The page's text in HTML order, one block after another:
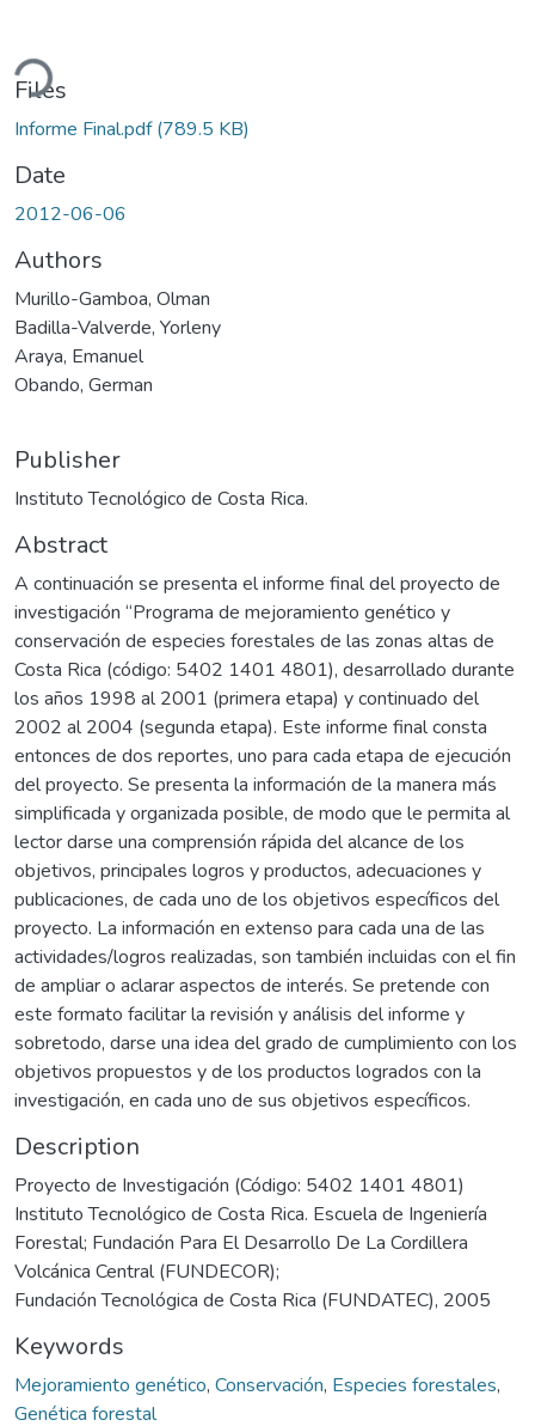
Files
Informe Final.pdf(789.5 KB)
Date
2012-06-06
Authors
Murillo-Gamboa, Olman
Badilla-Valverde, Yorleny
Araya, Emanuel
Obando, German
Publisher
Instituto Tecnológico de Costa Rica.
Abstract
A continuación se presenta el informe final del proyecto de
investigación “Programa de mejoramiento genético y
conservación de especies forestales de las zonas altas de
Costa Rica (código: 5402 1401 4801), desarrollado durante
los años 1998 al 2001 (primera etapa) y continuado del
2002 al 2004 (segunda etapa). Este informe final consta
entonces de dos reportes, uno para cada etapa de ejecución
del proyecto. Se presenta la información de la manera más
simplificada y organizada posible, de modo que le permita al
lector darse una comprensión rápida del alcance de los
objetivos, principales logros y productos, adecuaciones y
publicaciones, de cada uno de los objetivos específicos del
proyecto. La información en extenso para cada una de las
actividades/logros realizadas, son también incluidas con el fin
de ampliar o aclarar aspectos de interés. Se pretende con
este formato facilitar la revisión y análisis del informe y
sobretodo, darse una idea del grado de cumplimiento con los
objetivos propuestos y de los productos logrados con la
investigación, en cada uno de sus objetivos específicos.
Description
Proyecto de Investigación (Código: 5402 1401 4801)
Instituto Tecnológico de Costa Rica. Escuela de Ingeniería
Forestal; Fundación Para El Desarrollo De La Cordillera
Volcánica Central (FUNDECOR);
Fundación Tecnológica de Costa Rica (FUNDATEC), 2005
Keywords
Mejoramiento genético, Conservación, Especies forestales,
Genética forestal